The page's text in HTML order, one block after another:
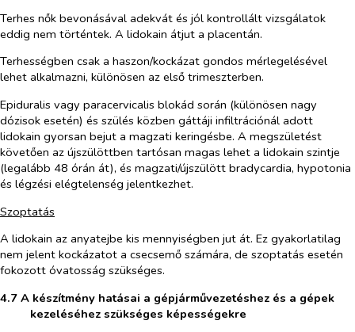
Terhes nők bevonásával adekvát és jól kontrollált vizsgálatok
eddig nem történtek. A lidokain átjut a placentán.
Terhességben csak a haszon/kockázat gondos mérlegelésével
lehet alkalmazni, különösen az első trimeszterben.
Epiduralis vagy paracervicalis blokád során (különösen nagy
dózisok esetén) és szülés közben gáttáji infiltrációnál adott
lidokain gyorsan bejut a magzati keringésbe. A megszületést
követően az újszülöttben tartósan magas lehet a lidokain szintje
(legalább 48 órán át), és magzati/újszülött bradycardia, hypotonia
és légzési elégtelenség jelentkezhet.
Szoptatás
A lidokain az anyatejbe kis mennyiségben jut át. Ez gyakorlatilag
nem jelent kockázatot a csecsemő számára, de szoptatás esetén
fokozott óvatosság szükséges.
4.7 A készítmény hatásai a gépjárművezetéshez és a gépek
kezeléséhez szükséges képességekre